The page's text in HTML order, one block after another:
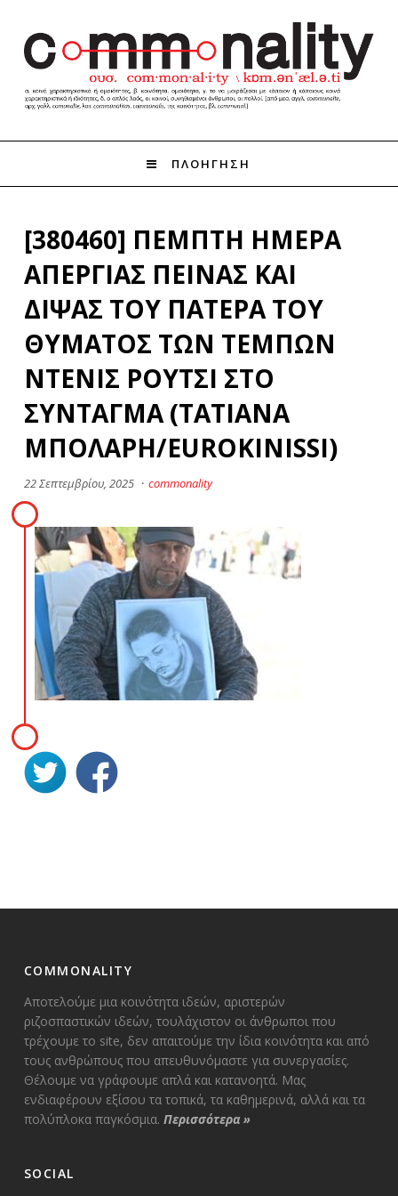
ΠΛΟΗΓΗΣΗ
[380460] ΠΕΜΠΤΗ ΗΜΕΡΑ
ΑΠΕΡΓΙΑΣ ΠΕΙΝΑΣ ΚΑΙ
ΔΙΨΑΣ ΤΟΥ ΠΑΤΕΡΑ ΤΟΥ
ΘΥΜΑΤΟΣ ΤΩΝ ΤΕΜΠΩΝ
ΝΤΕΝΙΣ ΡΟΥΤΣΙ ΣΤΟ
ΣΥΝΤΑΓΜΑ (ΤΑΤΙΑΝΑ
ΜΠΟΛΑΡΗ/EUROKINISSI)
22 Σεπτεμβρίου, 2025 · commonality
COMMONALITY
Αποτελούμε μια κοινότητα ιδεών, αριστερών
ριζοσπαστικών ιδεών, τουλάχιστον οι άνθρωποι που
τρέχουμε το site, δεν απαιτούμε την ίδια κοινότητα και από
τους ανθρώπους που απευθυνόμαστε για συνεργασίες.
Θέλουμε να γράφουμε απλά και κατανοητά. Μας
ενδιαφέρουν εξίσου τα τοπικά, τα καθημερινά, αλλά και τα
πολύπλοκα παγκόσμια. Περισσότερα»
SOCIAL